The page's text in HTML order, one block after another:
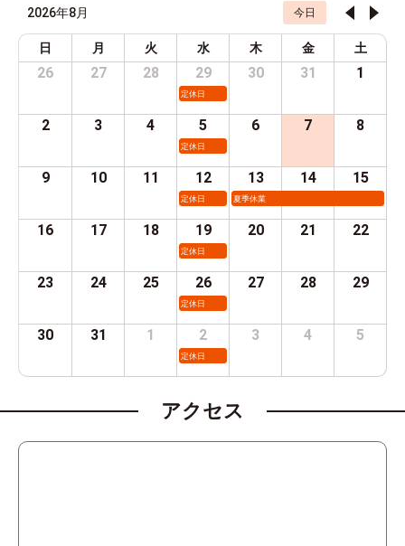
2026年8月 今日
日 月 火 水 木 金 土
26 27 28 29
定休日
30 31 1
2 3 4 5
定休日
6 7 8
9 10 11 12
定休日
13
夏季休業
14 15
16 17 18 19
定休日
20 21 22
23 24 25 26
定休日
27 28 29
30 31 1 2
定休日
3 4 5
アクセス